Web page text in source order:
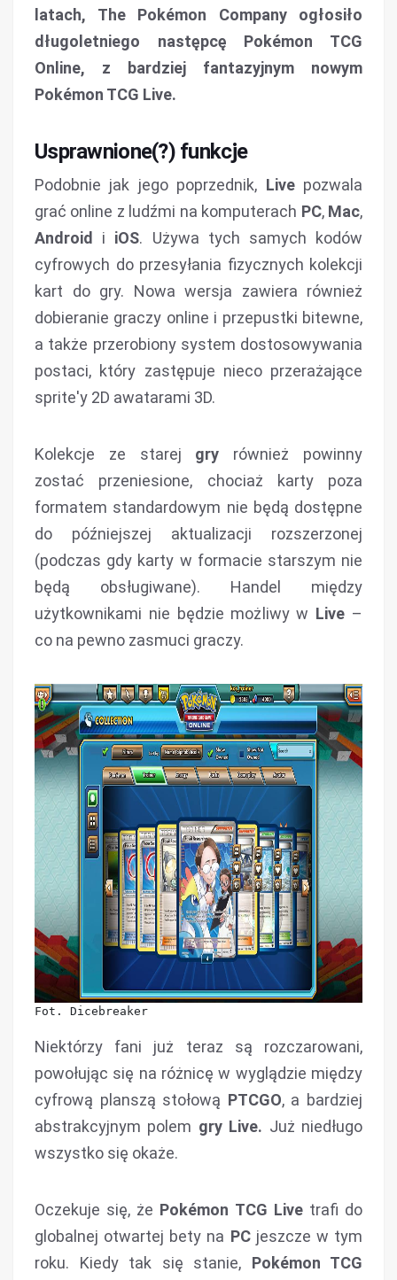
latach, The Pokémon Company ogłosiło
długoletniego następcę Pokémon TCG
Online, z bardziej fantazyjnym nowym
Pokémon TCG Live.
Usprawnione(?) funkcje
Podobnie jak jego poprzednik, Live pozwala
grać online z ludźmi na komputerach PC, Mac,
Android
i iOS. Używa tych samych kodów
cyfrowych do przesyłania fizycznych kolekcji
kart do gry. Nowa wersja zawiera również
dobieranie graczy online i przepustki bitewne,
a także przerobiony system dostosowywania
postaci, który zastępuje nieco przerażające
sprite'y 2D awatarami 3D.
Kolekcje ze starej gry również powinny
zostać przeniesione, chociaż karty poza
formatem standardowym nie będą dostępne
do późniejszej aktualizacji rozszerzonej
(podczas gdy karty w formacie starszym nie
będą obsługiwane). Handel między
użytkownikami nie będzie możliwy w Live –
co na pewno zasmuci graczy.
Fot. Dicebreaker
Niektórzy fani już teraz są rozczarowani,
powołując się na różnicę w wyglądzie między
cyfrową planszą stołową PTCGO, a bardziej
abstrakcyjnym polem gry Live. Już niedługo
wszystko się okaże.
Oczekuje się, że Pokémon TCG Live trafi do
globalnej otwartej bety na PC jeszcze w tym
roku. Kiedy tak się stanie, Pokémon TCG